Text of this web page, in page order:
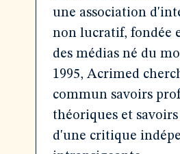
une association
non lucratif, fondée
des médias né du
1995, Acrimed
commun savoirs
théoriques et
d'une critique